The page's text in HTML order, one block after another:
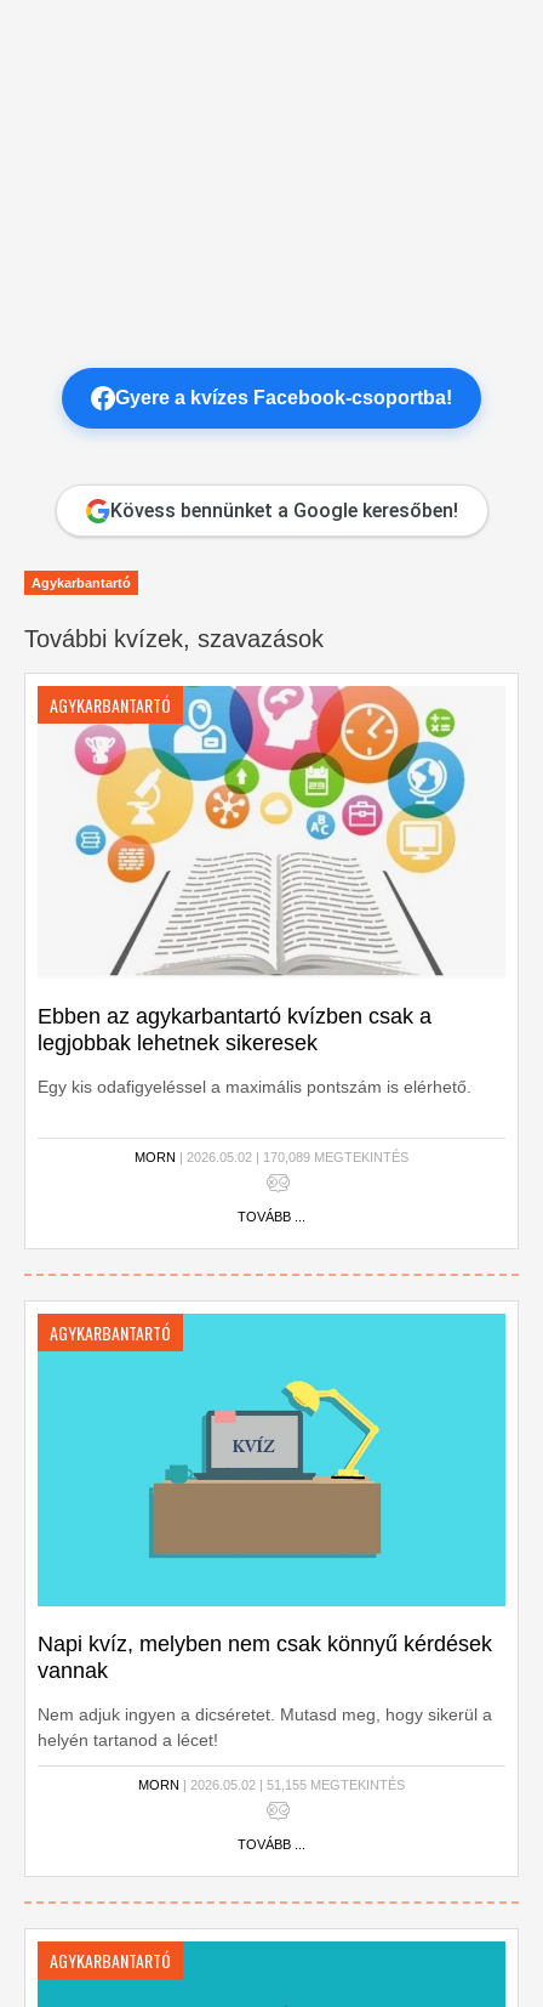
Gyere a kvízes Facebook-csoportba!
Kövess bennünket a Google keresőben!
Agykarbantartó
További kvízek, szavazások
AGYKARBANTARTÓ
Ebben az agykarbantartó kvízben csak a
legjobbak lehetnek sikeresek
Egy kis odafigyeléssel a maximális pontszám is elérhető.
MORN | 2026.05.02 | 170,089 MEGTEKINTÉS
TOVÁBB ...
AGYKARBANTARTÓ
Napi kvíz, melyben nem csak könnyű kérdések
vannak
Nem adjuk ingyen a dicséretet. Mutasd meg, hogy sikerül a
helyén tartanod a lécet!
MORN | 2026.05.02 | 51,155 MEGTEKINTÉS
TOVÁBB ...
AGYKARBANTARTÓ